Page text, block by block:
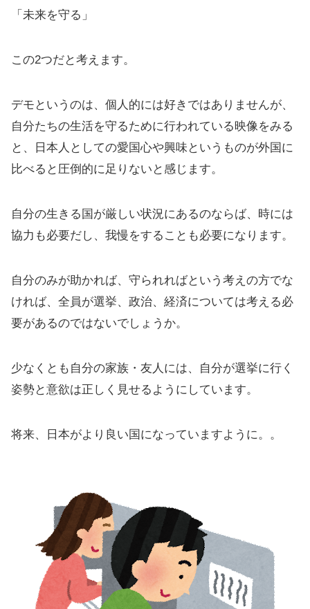
「未来を守る」
この2つだと考えます。
デモというのは、個人的には好きではありませんが、
自分たちの生活を守るために行われている映像をみる
と、日本人としての愛国心や興味というものが外国に
比べると圧倒的に足りないと感じます。
自分の生きる国が厳しい状況にあるのならば、時には
協力も必要だし、我慢をすることも必要になります。
自分のみが助かれば、守られればという考えの方でな
ければ、全員が選挙、政治、経済については考える必
要があるのではないでしょうか。
少なくとも自分の家族・友人には、自分が選挙に行く
姿勢と意欲は正しく見せるようにしています。
将来、日本がより良い国になっていますように。。